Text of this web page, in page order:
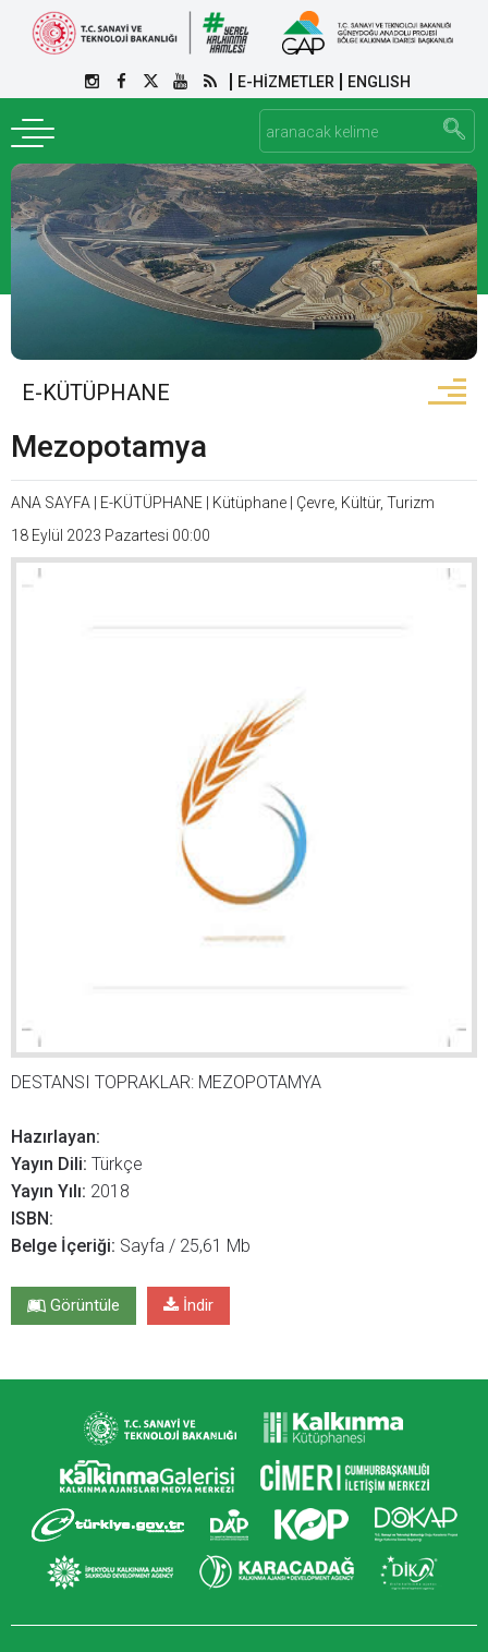
E-HİZMETLER ENGLISH
E-KÜTÜPHANE
Mezopotamya
ANA SAYFA E-KÜTÜPHANE Kütüphane
Çevre, Kültür, Turizm
18 Eylül 2023 Pazartesi 00:00
DESTANSI TOPRAKLAR: MEZOPOTAMYA
Hazırlayan:
Yayın Dili: Türkçe
Yayın Yılı: 2018
ISBN:
Belge İçeriği: Sayfa / 25,61 Mb
Görüntüle İndir